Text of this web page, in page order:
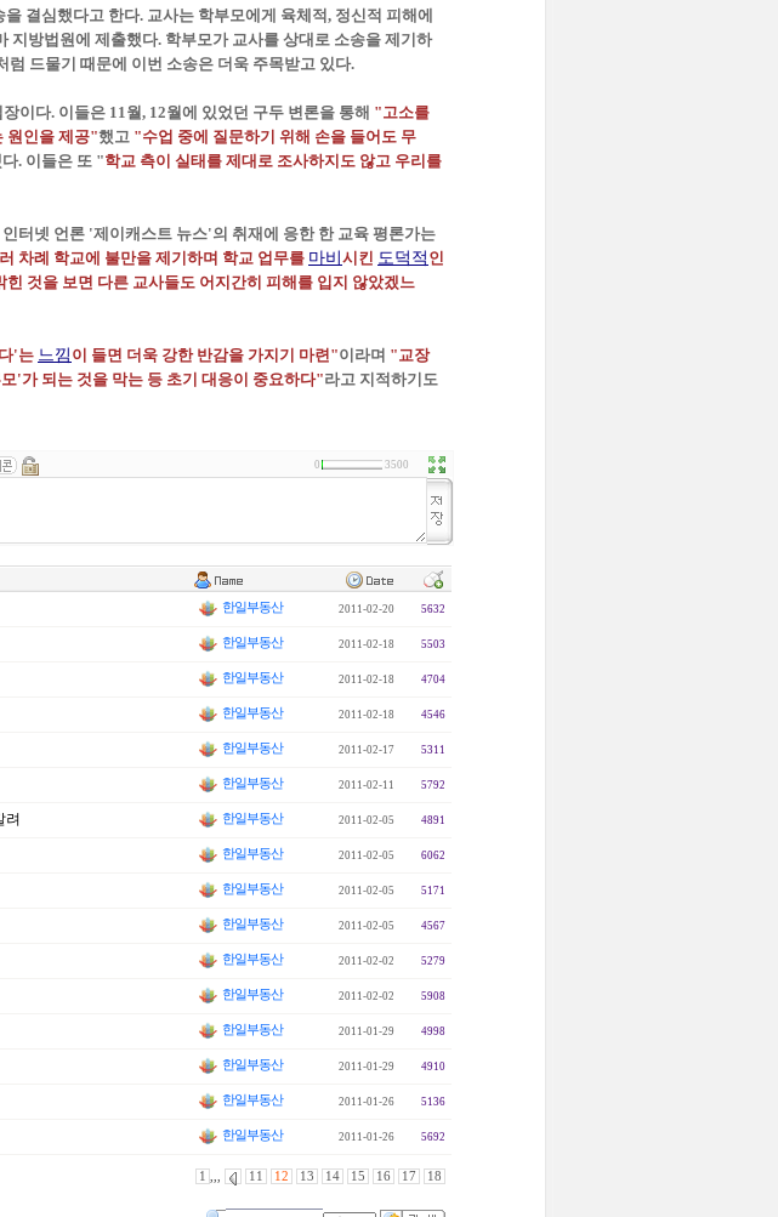
결심했다고 한다. 교사는 학부모에게 육체적, 정신적 피해에
지방법원에 제출했다. 학부모가 교사를 상대로 소송을 제기하
럼 드물기 때문에 이번 소송은 더욱 주목받고 있다.
이다. 이들은 11월, 12월에 있었던 구두 변론을 통해 "고소를
원인을 제공"했고 "수업 중에 질문하기 위해 손을 들어도 무
. 이들은 또 "학교 측이 실태를 제대로 조사하지도 않고 우리를
인터넷 언론 '제이캐스트 뉴스'의 취재에 응한 한 교육 평론가는
차례 학교에 불만을 제기하며 학교 업무를 마비 시킨 도덕적 인
것을 보면 다른 교사들도 어지간히 피해를 입지 않았겠느
'는 느낌 이 들면 더욱 강한 반감을 가지기 마련"이라며 "교장
'가 되는 것을 막는 등 초기 대응이 중요하다"라고 지적하기도
0 3500
한일부동산 2011-02-20 5632
한일부동산 2011-02-18 5503
한일부동산 2011-02-18 4704
한일부동산 2011-02-18 4546
한일부동산 2011-02-17 5311
한일부동산 2011-02-11 5792
려 한일부동산 2011-02-05 4891
한일부동산 2011-02-05 6062
한일부동산 2011-02-05 5171
한일부동산 2011-02-05 4567
한일부동산 2011-02-02 5279
한일부동산 2011-02-02 5908
한일부동산 2011-01-29 4998
한일부동산 2011-01-29 4910
한일부동산 2011-01-26 5136
한일부동산 2011-01-26 5692
1 ,,, 11 12 13 14 15 16 17 18